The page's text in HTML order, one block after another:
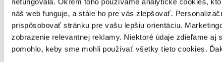
náš web funguje, a stále ho pre vás zlepšovať.
prispôsobovať stránku pre vašu lepšiu orientáciu.
zobrazenie relevantnej reklamy. Niektoré údaje zdieľame aj
pomohlo, keby sme mohli používať všetky tieto cookies.
Organizujeme